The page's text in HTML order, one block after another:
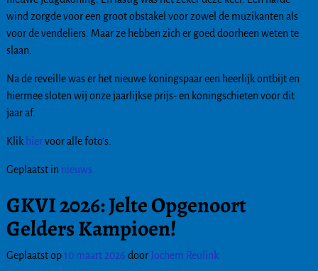
wind zorgde voor een groot obstakel voor zowel de muzikanten als
voor de vendeliers. Maar ze hebben zich er goed doorheen weten te
slaan.
Na de reveille was er het nieuwe koningspaar een heerlijk ontbijt en
hiermee sloten wij onze jaarlijkse prijs- en koningschieten voor dit
jaar af.
Klik hiervoor alle foto’s.
Geplaatst in nieuws
GKVI 2026: Jelte Opgenoort
Gelders Kampioen!
Geplaatst op10 maart 2026 doorJochem Reulink